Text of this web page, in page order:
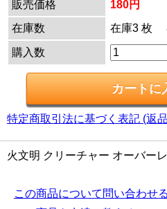
販売価格
180円
在庫数
在庫3 枚
購入数
特定商取引法に基づく表記 (返
火文明 クリーチャー オーバー
この商品について問い合わせる